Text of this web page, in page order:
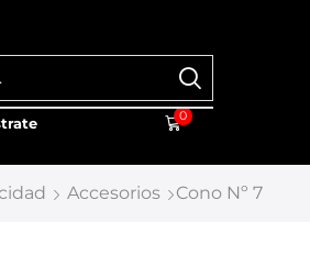
0
Accesorios Cono Nº 7